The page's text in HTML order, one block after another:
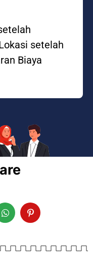
setelah
Biaya